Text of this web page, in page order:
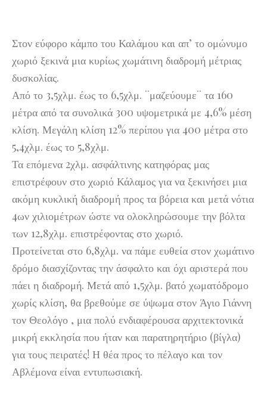
Στον εύφορο κάμπο του Καλάμου και απ’ το ομώνυμο
χωριό ξεκινά μια κυρίως χωμάτινη διαδρομή μέτριας
δυσκολίας.
Από το 3,5χλμ. έως το 6,5χλμ. ¨μαζεύουμε¨ τα 160
μέτρα από τα συνολικά 300 υψομετρικά με 4,6% μέση
κλίση. Μεγάλη κλίση 12% περίπου για 400 μέτρα στο
5,4χλμ. έως το 5,8χλμ.
Τα επόμενα 2χλμ. ασφάλτινης κατηφόρας μας
επιστρέφουν στο χωριό Κάλαμος για να ξεκινήσει μια
ακόμη κυκλική διαδρομή προς τα βόρεια και μετά νότια
4ων χιλιομέτρων ώστε να ολοκληρώσουμε την βόλτα
των 12,8χλμ. επιστρέφοντας στο χωριό.
Προτείνεται στο 6,8χλμ. να πάμε ευθεία στον χωμάτινο
δρόμο διασχίζοντας την άσφαλτο και όχι αριστερά που
πάει η διαδρομή. Μετά από 1,5χλμ. βατό χωματόδρομο
χωρίς κλίση, θα βρεθούμε σε ύψωμα στον Άγιο Γιάννη
τον Θεολόγο , μια πολύ ενδιαφέρουσα αρχιτεκτονικά
μικρή εκκλησία που ήταν και παρατηρητήριο (βίγλα)
για τους πειρατές! Η θέα προς το πέλαγο και τον
Αβλέμονα είναι εντυπωσιακή.